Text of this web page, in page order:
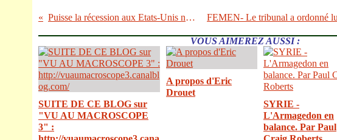
Puisse la récession aux Etats-Unis nous débarrasser de l’arrogance de Washington !
VOUS AIMEREZ AUSSI :
SUITE DE CE BLOG sur
"VU AU MACROSCOPE
3" :
A propos d'Eric
Drouet
SYRIE -
L'Armagedon en
balance. Par Paul